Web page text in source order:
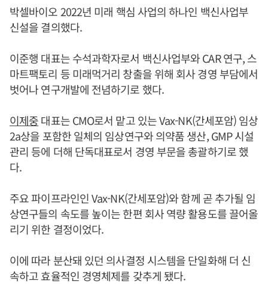
박셀바이오 2022년 미래 핵심 사업의 하나인 백신사업부
신설을 결의했다.
이준행 대표는 수석과학자로서 백신사업부와 CAR 연구, 스
마트팩토리 등 미래먹거리 창출을 위해 회사 경영 부담에서
벗어나 연구개발에 전념하기로 했다.
이제중대표는 CMO로서 맡고 있는 Vax-NK(간세포암) 임상
2a상을 포함한 일체의 임상연구와 의약품 생산, GMP 시설
관리 등에 더해 단독대표로서 경영 부문을 총괄하기로 했
다.
주요 파이프라인인 Vax-NK(간세포암)와 함께 곧 추가될 임
상연구들의 속도를 높이는 한편 회사 역량 활용도를 끌어올
리기 위한 결정이었다.
이에 따라 분산돼 있던 의사결정 시스템을 단일화해 더 신
속하고 효율적인 경영체제를 갖추게 됐다.